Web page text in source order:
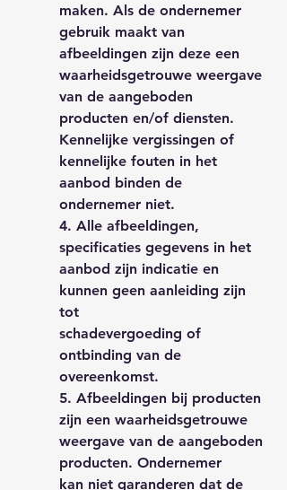
maken. Als de ondernemer
gebruik maakt van
afbeeldingen zijn deze een
waarheidsgetrouwe weergave
van de aangeboden
producten en/of diensten.
Kennelijke vergissingen of
kennelijke fouten in het
aanbod binden de
ondernemer niet.
4. Alle afbeeldingen,
specificaties gegevens in het
aanbod zijn indicatie en
kunnen geen aanleiding zijn
tot
schadevergoeding of
ontbinding van de
overeenkomst.
5. Afbeeldingen bij producten
zijn een waarheidsgetrouwe
weergave van de aangeboden
producten. Ondernemer
kan niet garanderen dat de